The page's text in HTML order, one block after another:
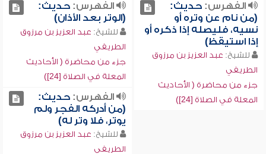
الفهرس:حديث:
(من نام عن وتره أو
نسيه، فليصله إذا ذكره أو
إذا استيقظ)
للشيخ: عبد العزيز بن مرزوق
الطريفي
جزء من محاضرة ( الأحاديث
المعلة في الصلاة [24])
الفهرس:حديث:
(الوتر بعد الأذان)
للشيخ: عبد العزيز بن مرزوق
الطريفي
جزء من محاضرة ( الأحاديث
المعلة في الصلاة [24])
الفهرس:حديث:
(من أدركه الفجر ولم
يوتر، فلا وتر له)
للشيخ: عبد العزيز بن مرزوق
الطريفي